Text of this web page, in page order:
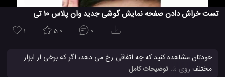
تست خراش دادن صفحه نمایش گوشی جدید وان پلاس 10 تی
1 5.0 0
خودتان مشاهده کنید که چه اتفاقی رخ می دهد، اگر که برخی از ابزار
... توضیحات کامل